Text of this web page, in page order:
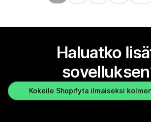
Haluatko
Kokeile Shopifyta ilmaiseksi